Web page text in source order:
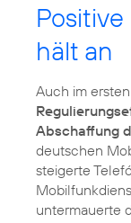
hält an
Auch im
Abschaffung
deutschen
steigerte
untermauerte